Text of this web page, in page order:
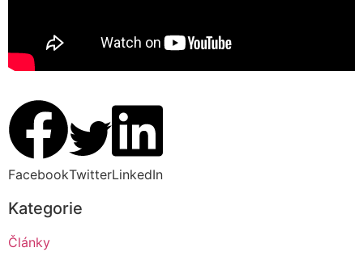
FacebookTwitterLinkedIn
Kategorie
Články